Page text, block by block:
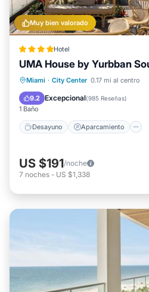
Muy bien valorado
Hotel
UMA House by Yurbban
Miami · City Center 0.17 mi al centro
9.2 Excepcional(985 Reseñas)
1 Baño
Desayuno Aparcamiento
Desayuno
Balcón/Terraza
US $191/noche
7 noches - US $1,338